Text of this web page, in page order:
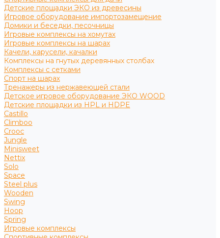
Детские площадки ЭКО из древесины
Игровое оборудование импортозамещение
Домики и беседки, песочницы
Игровые комплексы на хомутах
Игровые комплексы на шарах
Качели, карусели, качалки
Комплексы на гнутых деревянных столбах
Комплексы с сетками
Спорт на шарах
Тренажеры из нержавеющей стали
Детское игровое оборудование ЭКО WOOD
Детские площадки из HPL и HDPE
Castillo
Climboo
Crooc
Jungle
Minisweet
Nettix
Solo
Space
Steel plus
Wooden
Swing
Hoop
Spring
Игровые комплексы